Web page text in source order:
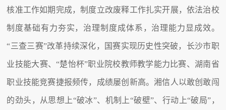
核准工作如期完成，制度立改废释工作扎实开展，依法治校
制度基础有力夯实，治理制度成体系，治理能力显成效。
“三查三赛”改革持续深化，国赛实现历史性突破，长沙市职
业技能大赛、“楚怡杯”职业院校教师教学能力比赛、湖南省
职业技能竞赛捷报频传，成绩屡创新高。湘信人以敢创敢闯
的劲头，从思想上“破冰”、机制上“破壁”、行动上“破局”，